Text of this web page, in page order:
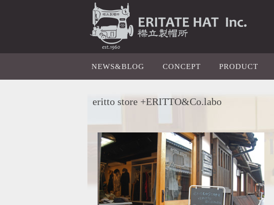
NEWS&BLOG CONCEPT PRODUCT
eritto store +ERITTO&Co.labo